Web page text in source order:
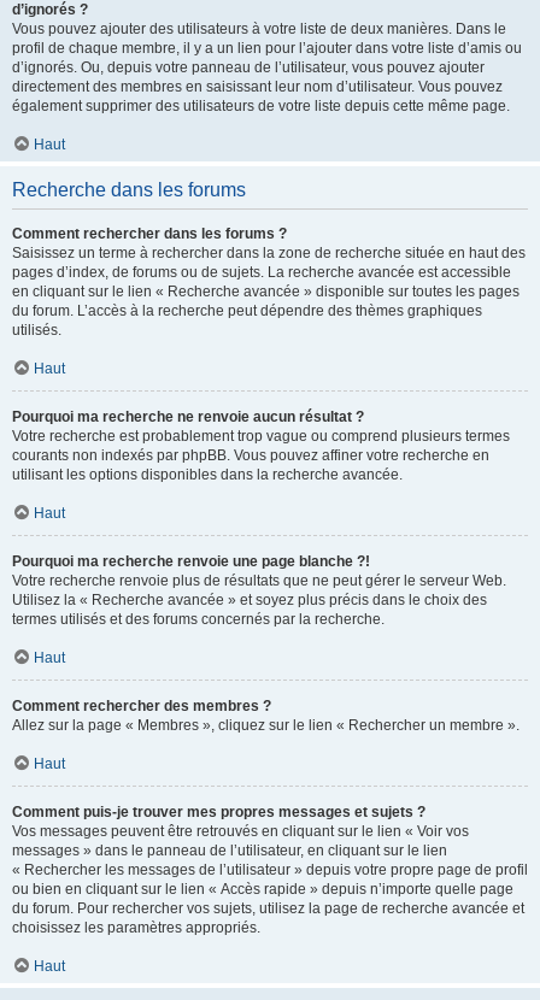
d’ignorés ?
Vous pouvez ajouter des utilisateurs à votre liste de deux manières. Dans le
profil de chaque membre, il y a un lien pour l’ajouter dans votre liste d’amis ou
d’ignorés. Ou, depuis votre panneau de l’utilisateur, vous pouvez ajouter
directement des membres en saisissant leur nom d’utilisateur. Vous pouvez
également supprimer des utilisateurs de votre liste depuis cette même page.
Haut
Recherche dans les forums
Comment rechercher dans les forums ?
Saisissez un terme à rechercher dans la zone de recherche située en haut des
pages d’index, de forums ou de sujets. La recherche avancée est accessible
en cliquant sur le lien « Recherche avancée » disponible sur toutes les pages
du forum. L’accès à la recherche peut dépendre des thèmes graphiques
utilisés.
Haut
Pourquoi ma recherche ne renvoie aucun résultat ?
Votre recherche est probablement trop vague ou comprend plusieurs termes
courants non indexés par phpBB. Vous pouvez affiner votre recherche en
utilisant les options disponibles dans la recherche avancée.
Haut
Pourquoi ma recherche renvoie une page blanche ?!
Votre recherche renvoie plus de résultats que ne peut gérer le serveur Web.
Utilisez la « Recherche avancée » et soyez plus précis dans le choix des
termes utilisés et des forums concernés par la recherche.
Haut
Comment rechercher des membres ?
Allez sur la page « Membres », cliquez sur le lien « Rechercher un membre ».
Haut
Comment puis-je trouver mes propres messages et sujets ?
Vos messages peuvent être retrouvés en cliquant sur le lien « Voir vos
messages » dans le panneau de l’utilisateur, en cliquant sur le lien
« Rechercher les messages de l’utilisateur » depuis votre propre page de profil
ou bien en cliquant sur le lien « Accès rapide » depuis n’importe quelle page
du forum. Pour rechercher vos sujets, utilisez la page de recherche avancée et
choisissez les paramètres appropriés.
Haut